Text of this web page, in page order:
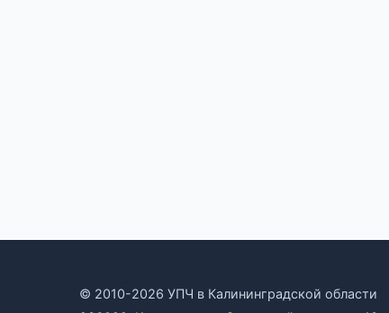
© 2010-2026 УПЧ в Калининградской области